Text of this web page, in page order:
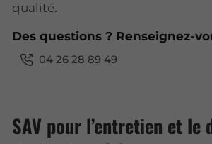
qualité.
Des questions ? Renseignez-
04 26 28 89 49
SAV pour l’entretien et le